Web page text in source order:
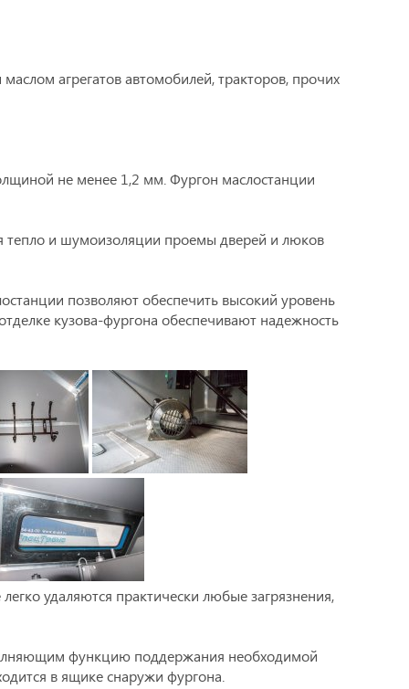
агрегатов автомобилей, тракторов, прочих
не менее 1,2 мм. Фургон маслостанции
тепло и шумоизоляции проемы дверей и люков
позволяют обеспечить высокий уровень
кузова-фургона обеспечивают надежность
удаляются практически любые загрязнения,
функцию поддержания необходимой
в ящике снаружи фургона.